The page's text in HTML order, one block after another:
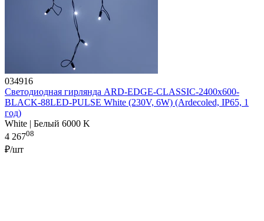
034916
Светодиодная гирлянда ARD-EDGE-CLASSIC-2400x600-
BLACK-88LED-PULSE White (230V, 6W) (Ardecoled, IP65, 1
год)
White | Белый 6000 K
4 26708
₽/шт